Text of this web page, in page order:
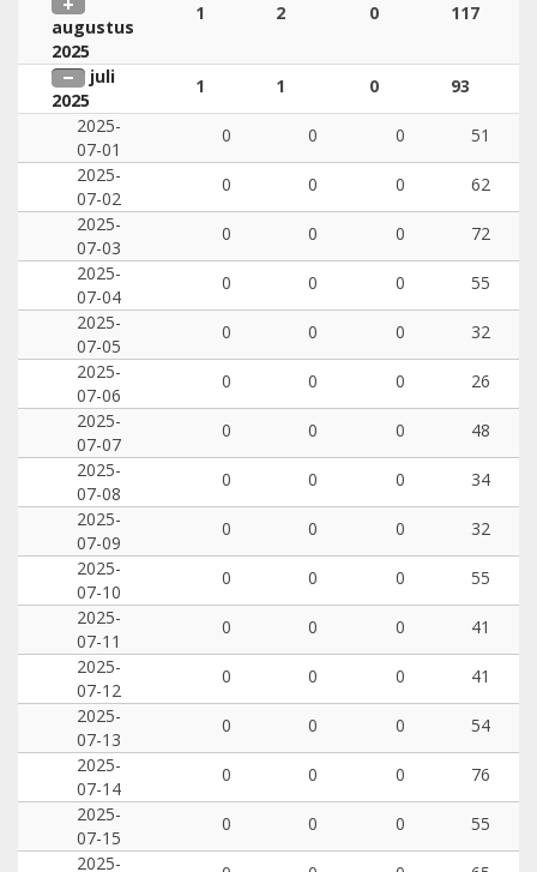
augustus
2025
1 2 0 117
juli
2025
1 1 0
93
2025-
07-01
0 0 0
51
2025-
07-02
0 0 0
62
2025-
07-03
0 0 0
72
2025-
07-04
0 0 0
55
2025-
07-05
0 0 0
32
2025-
07-06
0 0 0
26
2025-
07-07
0 0 0
48
2025-
07-08
0 0 0
34
2025-
07-09
0 0 0
32
2025-
07-10
0 0 0
55
2025-
07-11
0 0 0
41
2025-
07-12
0 0 0
41
2025-
07-13
0 0 0
54
2025-
07-14
0 0 0
76
2025-
07-15
0 0 0
55
2025-